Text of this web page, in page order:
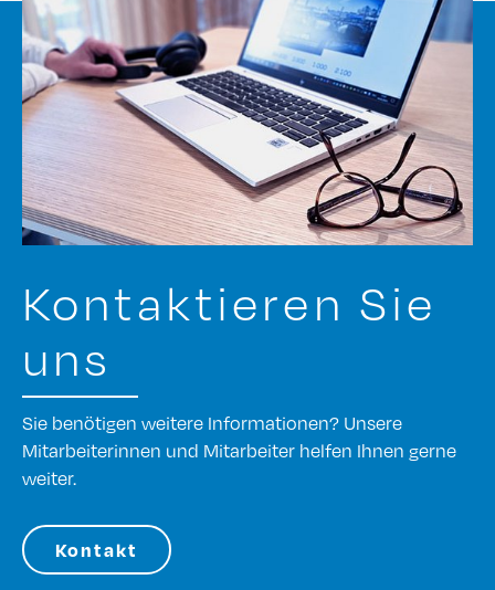
Kontaktieren Sie
uns
Sie benötigen weitere Informationen? Unsere
Mitarbeiterinnen und Mitarbeiter helfen Ihnen gerne
weiter.
Kontakt